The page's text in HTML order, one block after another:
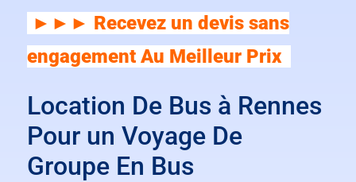
►►► Recevez un devis sans
engagement Au Meilleur Prix
Location De Bus à Rennes
Pour un Voyage De
Groupe En Bus